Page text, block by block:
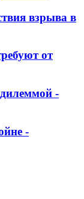
взрыва в
от
-
-